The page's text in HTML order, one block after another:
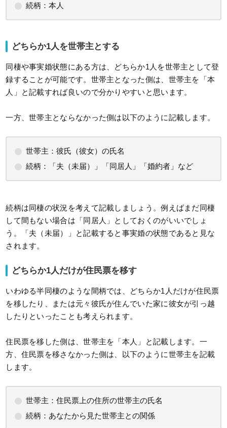
続柄：本人
どちらか1人を世帯主とする
同棲や事実婚状態にある方は、どちらか1人を世帯主として登
録することが可能です。世帯主となった側は、世帯主を「本
人」と記載すれば良いので分かりやすいと思います。
一方、世帯主とならなかった側は以下のように記載します。
世帯主：彼氏（彼女）の氏名
続柄：「夫（未届）」「同居人」「婚約者」など
続柄は同棲の状況を考えて記載しましょう。例えばまだ同棲
して間もない場合は「同居人」としておくのがいいでしょ
う。「夫（未届）」と記載すると事実婚の状態であると見な
されます。
どちらか1人だけが住民票を移す
いわゆる半同棲のような間柄では、どちらか1人だけが住民票
を移したり、または元々彼氏が住んでいた家に彼女が引っ越
したりといったことも考えられます。
住民票を移した側は、世帯主を「本人」と記載します。一
方、住民票を移さなかった側は、以下のように世帯主を記載
します。
世帯主：住民票上の住所の世帯主の氏名
続柄：あなたから見た世帯主との関係